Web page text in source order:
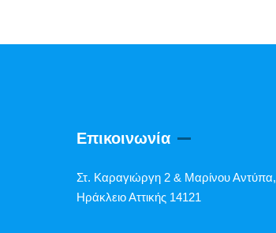
Επικοινωνία
Στ. Καραγιώργη 2 & Μαρίνου Αντύπα,
Ηράκλειο Αττικής 14121